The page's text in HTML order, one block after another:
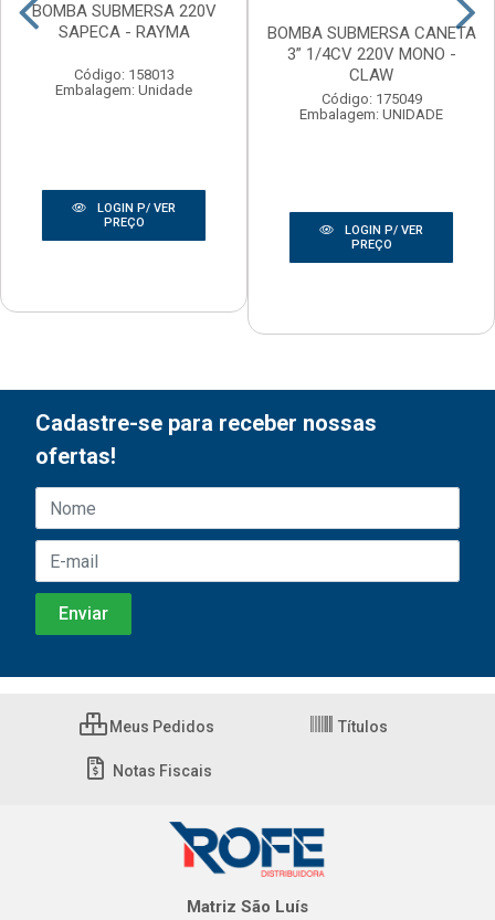
BOMBA SUBMERSA 220V
SAPECA - RAYMA
Código: 158013
Embalagem: Unidade
LOGIN P/ VER
PREÇO
BOMBA SUBMERSA CANETA
3” 1/4CV 220V MONO -
CLAW
Código: 175049
Embalagem: UNIDADE
LOGIN P/ VER
PREÇO
Cadastre-se para receber nossas
ofertas!
Meus Pedidos Títulos
Notas Fiscais
Matriz São Luís